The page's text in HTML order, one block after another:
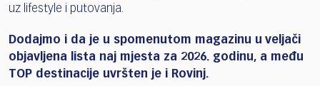
uz lifestyle i putovanja.
Dodajmo i da je u spomenutom magazinu u veljači
objavljena lista naj mjesta za 2026. godinu, a među
TOP destinacije uvršten je i Rovinj.